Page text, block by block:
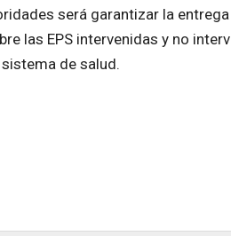
será garantizar la
las EPS intervenidas y no
de salud.